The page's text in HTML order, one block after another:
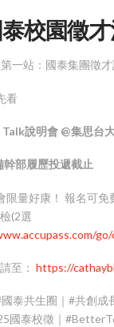
校園徵
一站：國泰集團徵才
看
說明會 @集思台
部履歷投遞截止
限量好康！ 報名可
(2選
至： https://
泰共生圈｜#共創成
國泰校徵｜